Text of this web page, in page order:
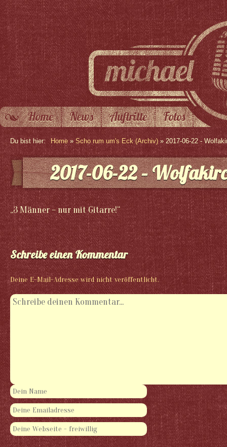
Home News Auftritte Fotos
Du bist hier: Home » Scho rum um's Eck (Archiv) » 2017-06-22 -
2017-06-22 –
„3 Männer – nur mit Gitarre!“
Schreibe einen Kommentar
Deine E-Mail-Adresse wird nicht veröffentlicht.